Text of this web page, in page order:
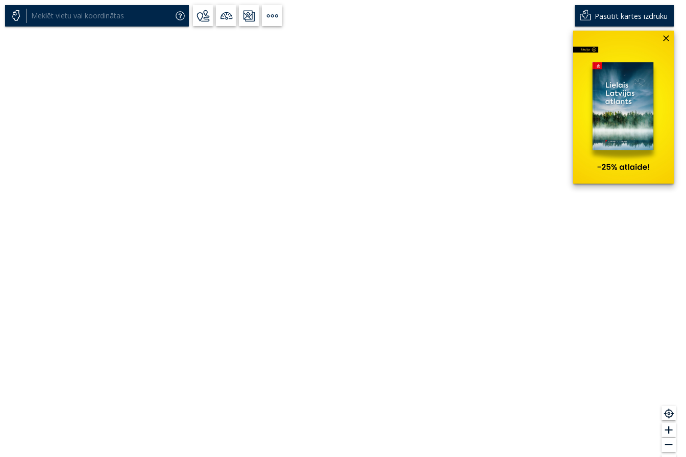
Pasūtīt kartes izdruku